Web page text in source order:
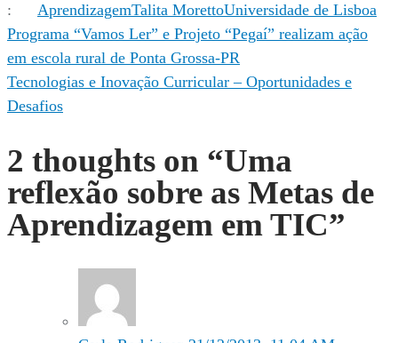
:
AprendizagemTalita MorettoUniversidade de Lisboa
Navegação
de
Post
Programa “Vamos Ler” e Projeto “Pegaí” realizam ação
em escola rural de Ponta Grossa-PR
Tecnologias e Inovação Curricular – Oportunidades e
Desafios
2 thoughts on “Uma
reflexão sobre as Metas de
Aprendizagem em TIC”